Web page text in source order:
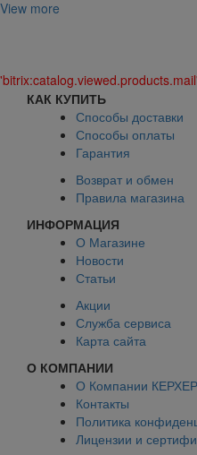
View more
КАК КУПИТЬ
Способы доставки
Способы оплаты
Гарантия
Возврат и обмен
Правила магазина
ИНФОРМАЦИЯ
О Магазине
Новости
Статьи
Акции
Служба сервиса
Карта сайта
О КОМПАНИИ
О Компании
Контакты
Политика
Лицензии и